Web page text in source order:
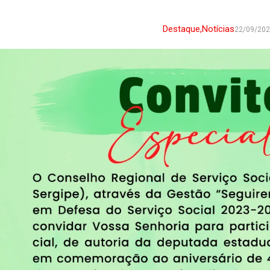
Destaque,Notícias22/09/